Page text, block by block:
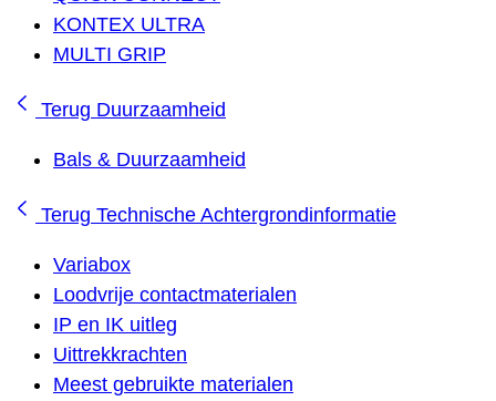
KONTEX ULTRA
MULTI GRIP
Terug Duurzaamheid
Bals & Duurzaamheid
Terug Technische Achtergrondinformatie
Variabox
Loodvrije contactmaterialen
IP en IK uitleg
Uittrekkrachten
Meest gebruikte materialen